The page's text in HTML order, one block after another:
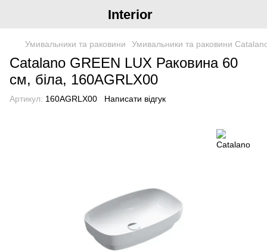
Interior
Умивальники та раковини Умивальники та раковини
Catalano GREEN LUX Раковина 60
см, біла, 160AGRLX00
Артикул: 160AGRLX00 Написати відгук